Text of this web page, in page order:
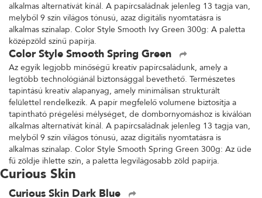
alkalmas alternatívát kínál. A papírcsaládnak jelenleg 13 tagja van,
melyből 9 szín világos tónusú, azaz digitális nyomtatásra is
alkalmas színalap. Color Style Smooth Ivy Green 300g: A paletta
középzöld színű papírja.
Color Style Smooth Spring Green
Az egyik legjobb minőségű kreatív papírcsaládunk, amely a
legtöbb technológiánál biztonsággal bevethető. Természetes
tapintású kreatív alapanyag, amely minimálisan strukturált
felülettel rendelkezik. A papír megfelelő volumene biztosítja a
tapintható prégelési mélységet, de dombornyomáshoz is kiválóan
alkalmas alternatívát kínál. A papírcsaládnak jelenleg 13 tagja van,
melyből 9 szín világos tónusú, azaz digitális nyomtatásra is
alkalmas színalap. Color Style Smooth Spring Green 300g: Az üde
fű zöldje ihlette szín, a paletta legvilágosabb zöld papírja.
Curious Skin
Curious Skin Dark Blue